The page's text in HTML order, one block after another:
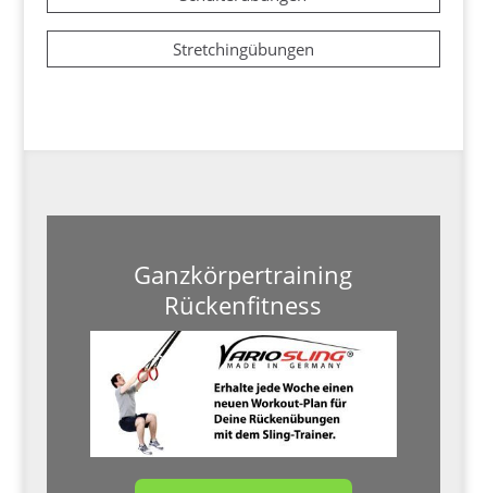
Stretchingübungen
Ganzkörpertraining
Rückenfitness